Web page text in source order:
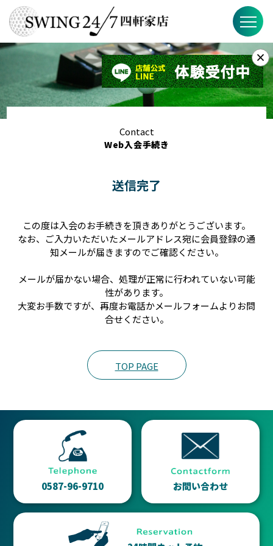
お知らせ
SWING24/7とは？
料金
ブログ
店舗概要
Contact
Web入会手続き
送信完了
この度は入会のお手続きを頂きありがとうございます。
なお、ご入力いただいたメールアドレス宛に会員登録の通
知メールが届きますのでご確認ください。
メールが届かない場合、処理が正常に行われていない可能
性があります。
大変お手数ですが、再度お電話かメールフォームよりお問
合せください。
TOP PAGE
0587-96-9710 お問い合わせ
×